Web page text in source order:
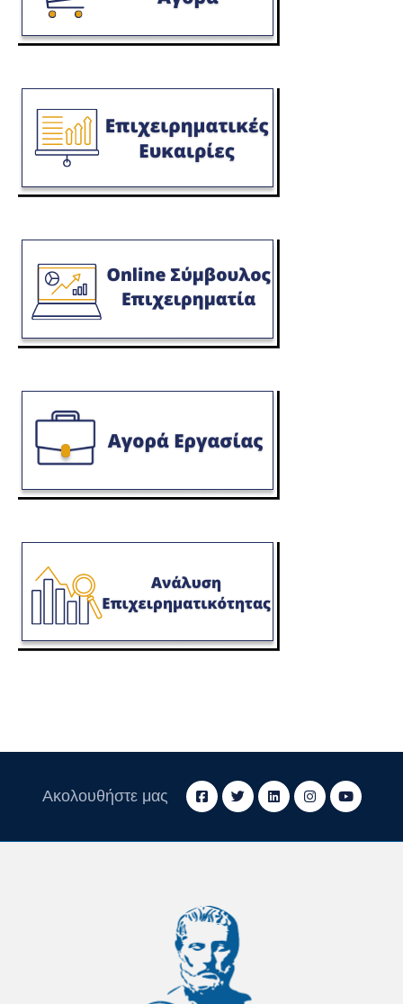
Ακολουθήστε μας